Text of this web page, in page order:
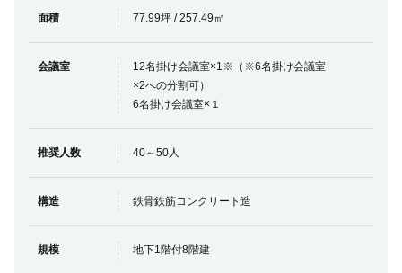
面積 77.99坪 / 257.49㎡
会議室
12名掛け会議室×1※（※6名掛け会議室
×2への分割可）
6名掛け会議室×１
推奨人数 40～50人
構造 鉄骨鉄筋コンクリート造
規模 地下1階付8階建